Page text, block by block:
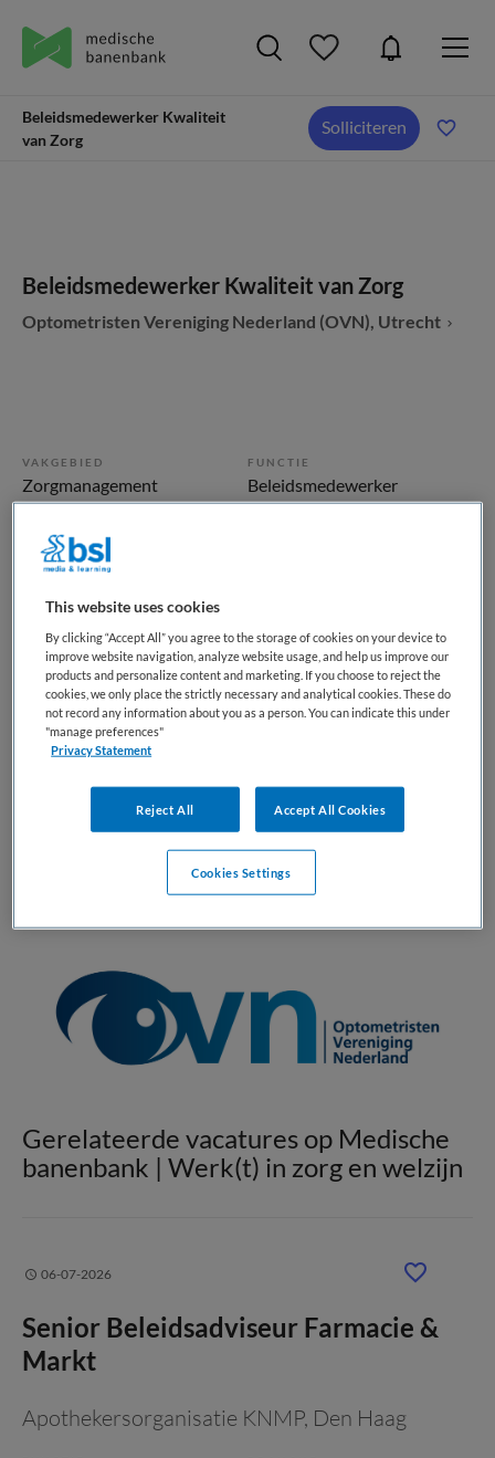
Beleidsmedewerker Kwaliteit
van Zorg
Solliciteren
Beleidsmedewerker Kwaliteit van Zorg
Optometristen Vereniging Nederland (OVN), Utrecht
VAKGEBIED
Zorgmanagement
FUNCTIE
Beleidsmedewerker
Overige
8 januari 2025
ERVARING
Ervaren
DIENSTVERBAND
Niet nader bepaald
Vacature niet beschikbaar
Deze vacature Beleidsmedewerker Kwaliteit van Zorg bij
Optometristen Vereniging Nederland (OVN) is niet meer
actueel. Hieronder staan enkele vergelijkbare vacatures die
voor u wellicht interessant zijn.
Gerelateerde vacatures op Medische
banenbank | Werk(t) in zorg en welzijn
06-07-2026
Senior Beleidsadviseur Farmacie &
Markt
Apothekersorganisatie KNMP, Den Haag
This website uses cookies
By clicking “Accept All” you agree to the storage of cookies on your device to
improve website navigation, analyze website usage, and help us improve our
products and personalize content and marketing. If you choose to reject the
cookies, we only place the strictly necessary and analytical cookies. These do
not record any information about you as a person. You can indicate this under
"manage preferences"
Privacy Statement
Reject All Accept All Cookies
Cookies Settings